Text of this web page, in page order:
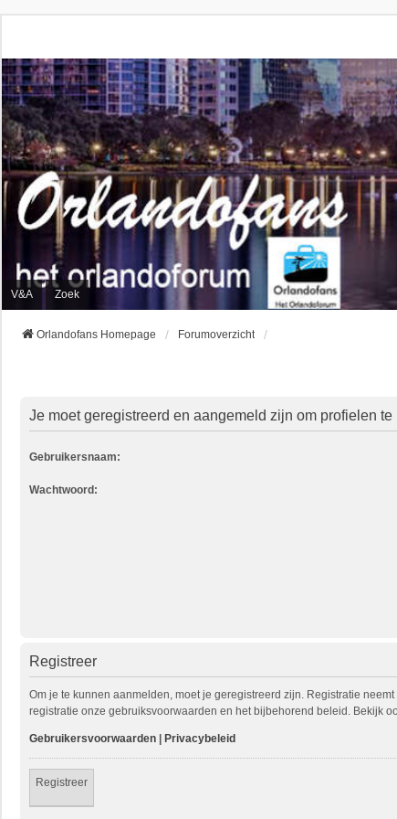
V&A Zoek
Orlandofans Homepage Forumoverzicht
Je moet geregistreerd en aangemeld zijn om profielen
Gebruikersnaam:
Wachtwoord:
Registreer
Om je te kunnen aanmelden, moet je geregistreerd zijn. Registratie
registratie onze gebruiksvoorwaarden en het bijbehorend beleid. Bekijk
Gebruikersvoorwaarden | Privacybeleid
Registreer